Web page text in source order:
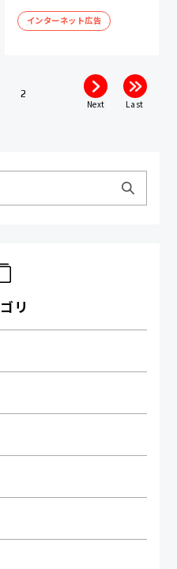
インターネット広告
2
Next
Last
リ